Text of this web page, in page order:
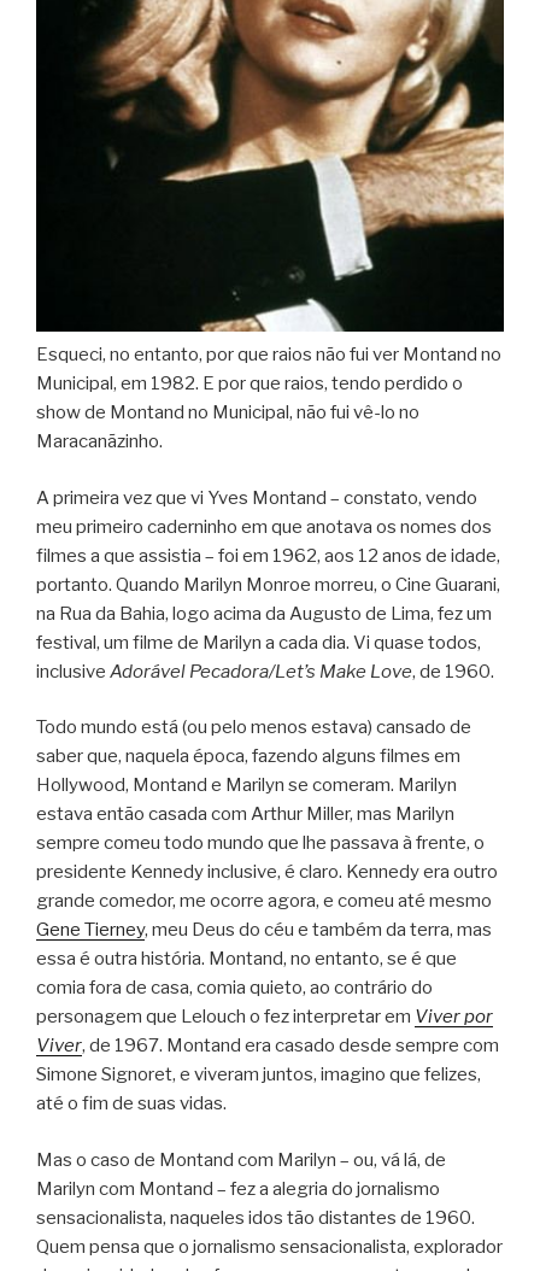
Esqueci, no entanto, por que raios não fui ver Montand no
Municipal, em 1982. E por que raios, tendo perdido o
show de Montand no Municipal, não fui vê-lo no
Maracanãzinho.
A primeira vez que vi Yves Montand – constato, vendo
meu primeiro caderninho em que anotava os nomes dos
filmes a que assistia – foi em 1962, aos 12 anos de idade,
portanto. Quando Marilyn Monroe morreu, o Cine Guarani,
na Rua da Bahia, logo acima da Augusto de Lima, fez um
festival, um filme de Marilyn a cada dia. Vi quase todos,
inclusive Adorável Pecadora/Let’s Make Love, de 1960.
Todo mundo está (ou pelo menos estava) cansado de
saber que, naquela época, fazendo alguns filmes em
Hollywood, Montand e Marilyn se comeram. Marilyn
estava então casada com Arthur Miller, mas Marilyn
sempre comeu todo mundo que lhe passava à frente, o
presidente Kennedy inclusive, é claro. Kennedy era outro
grande comedor, me ocorre agora, e comeu até mesmo
Gene Tierney, meu Deus do céu e também da terra, mas
essa é outra história. Montand, no entanto, se é que
comia fora de casa, comia quieto, ao contrário do
personagem que Lelouch o fez interpretar em Viver por
Viver, de 1967. Montand era casado desde sempre com
Simone Signoret, e viveram juntos, imagino que felizes,
até o fim de suas vidas.
Mas o caso de Montand com Marilyn – ou, vá lá, de
Marilyn com Montand – fez a alegria do jornalismo
sensacionalista, naqueles idos tão distantes de 1960.
Quem pensa que o jornalismo sensacionalista, explorador